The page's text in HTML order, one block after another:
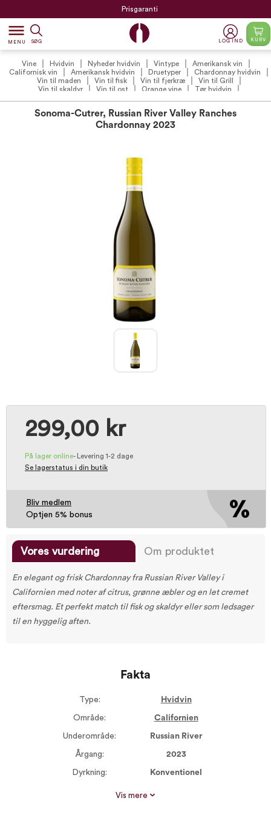
Prisgaranti
dehaze
MENU SØG LOG IND KURV
Vine Hvidvin Nyheder hvidvin Vintype
Amerikansk vin
Californisk vin
Amerikansk hvidvin Druetyper
Chardonnay hvidvin
Vin til maden
Vin til fisk Vin til fjerkræ
Vin til Grill
Vin til skaldyr
Vin til ost Orange vine
Tør hvidvin
Vinproducenter
Sonoma-Cutrer
Sonoma-Cutrer, Russian River Valley Ranches
Chardonnay 2023
299,00 kr
På lager online-
Levering 1-2 dage
Se lagerstatus i din butik
Bliv medlem
Optjen 5% bonus
Vores vurdering Om produktet
En elegant og frisk Chardonnay fra Russian River Valley i
Californien med noter af citrus, grønne æbler og en let cremet
eftersmag. Et perfekt match til fisk og skaldyr eller som ledsager
til en hyggelig aften.
Fakta
Type: Hvidvin
Område: Californien
Underområde: Russian River
Årgang: 2023
Dyrkning: Konventionel
Vis mere